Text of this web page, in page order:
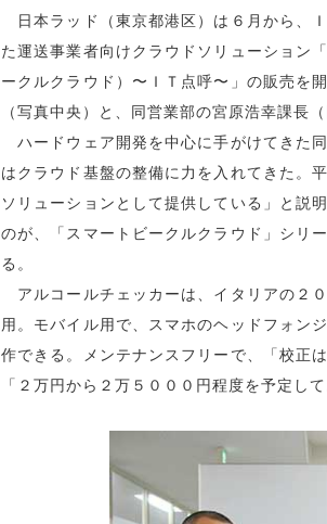
日本ラッド（東京都港区）は６月から、
た運送事業者向けクラウドソリューショ
ークルクラウド）〜ＩＴ点呼〜」の販売を
（写真中央）と、同営業部の宮原浩幸課長
ハードウェア開発を中心に手がけてきた
はクラウド基盤の整備に力を入れてきた。
ソリューションとして提供している」と説
のが、「スマートビークルクラウド」シリ
る。
アルコールチェッカーは、イタリアの２
用。モバイル用で、スマホのヘッドフォン
作できる。メンテナンスフリーで、「校正
「２万円から２万５０００円程度を予定し